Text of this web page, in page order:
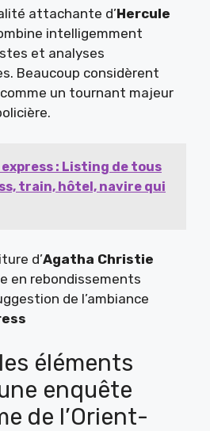
attachante d’Hercule
intelligemment
et analyses
Beaucoup considèrent
un tournant majeur
: Listing de tous
train, hôtel, navire qui
d’Agatha Christie
en rebondissements
de l’ambiance
éléments
enquête
de l’Orient-